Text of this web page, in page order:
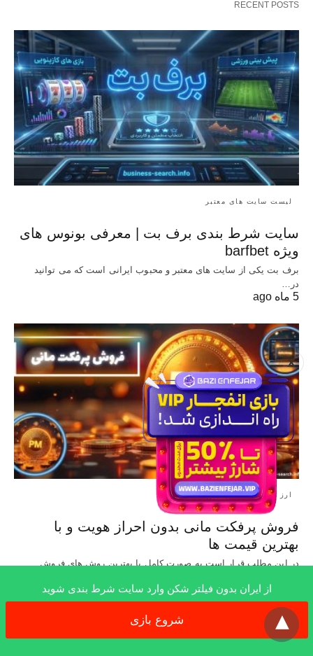
X
RECENT POSTS
لیست سایت های معتبر
سایت شرط بندی برف بت | معرفی بونوس‌ های
ویژه barfbet
برف بت یکی از سایت های معتبر و محبوب ایرانی است که می توانید
در…
5 ماه ago
ارز های دیجیتال
فروش پرفکت مانی بدون احراز هویت و با
بهترین قیمت ها
در این مطلب قرار است به صورت کامل با بهترین روش‌ های فروش
از ایران بدون فیلتر شکن وارد سایت شرط بندی شوید
شروع بازی